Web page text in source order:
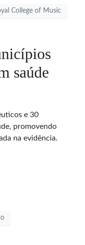
College of Music
saúde
e 30
promovendo
na evidência.